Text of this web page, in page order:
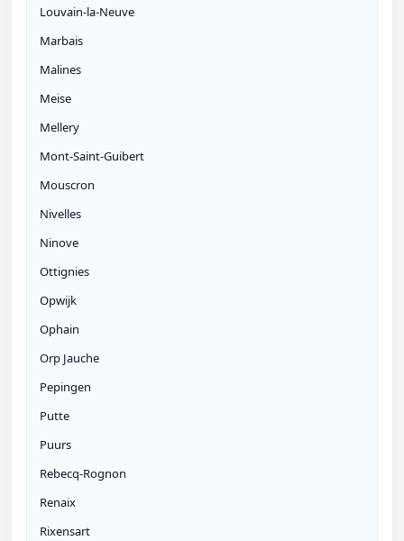
Louvain-la-Neuve
Marbais
Malines
Meise
Mellery
Mont-Saint-Guibert
Mouscron
Nivelles
Ninove
Ottignies
Opwijk
Ophain
Orp Jauche
Pepingen
Putte
Puurs
Rebecq-Rognon
Renaix
Rixensart